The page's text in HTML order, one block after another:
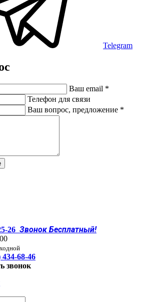
Telegram
Ваш email *
Телефон для связи
Ваш вопрос, предложение *
26 Звонок Бесплатный!
434-68-46
звонок